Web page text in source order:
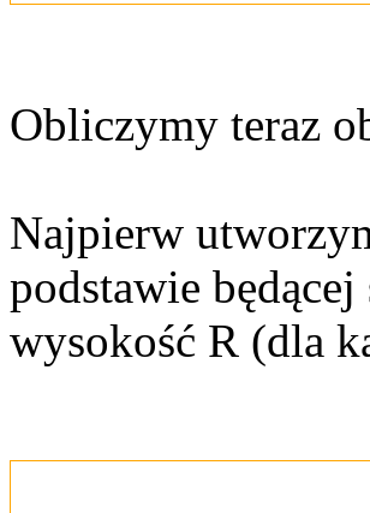
Obliczymy teraz
Najpierw
podstawie
wysokość R (dla